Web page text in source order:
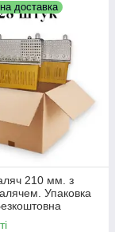
доставка
210 мм. з
Упаковка